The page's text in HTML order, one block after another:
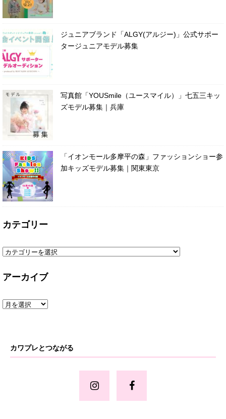
ジュニアブランド「ALGY(アルジー)」公式サポー
タージュニアモデル募集
写真館「YOUSmile（ユースマイル）」七五三キッ
ズモデル募集｜兵庫
「イオンモール多摩平の森」ファッションショー参
加キッズモデル募集｜関東東京
カテゴリー
アーカイブ
カワプレとつながる